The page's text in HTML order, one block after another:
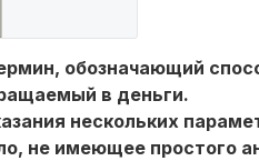
обозначающий
в деньги.
нескольких
не имеющее простого